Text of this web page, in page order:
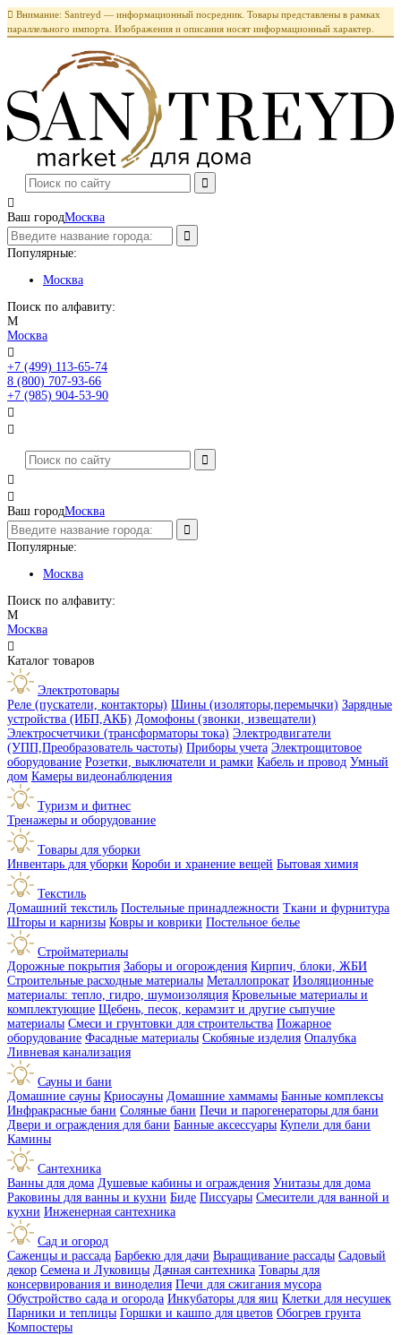
 Внимание: Santreyd — информационный посредник. Товары представлены в рамках
параллельного импорта. Изображения и описания носят информационный характер.

Ваш городМосква
Популярные:
Москва
Поиск по алфавиту:
М
Москва

+7 (499) 113-65-74
8 (800) 707-93-66
+7 (985) 904-53-90




Ваш городМосква
Популярные:
Москва
Поиск по алфавиту:
М
Москва

Каталог товаров
Электротовары
Реле (пускатели, контакторы) Шины (изоляторы,перемычки) Зарядные
устройства (ИБП,АКБ) Домофоны (звонки, извещатели)
Электросчетчики (трансформаторы тока) Электродвигатели
(УПП,Преобразователь частоты) Приборы учета Электрощитовое
оборудование Розетки, выключатели и рамки Кабель и провод Умный
дом Камеры видеонаблюдения
Туризм и фитнес
Тренажеры и оборудование
Товары для уборки
Инвентарь для уборки Короби и хранение вещей Бытовая химия
Текстиль
Домашний текстиль Постельные принадлежности Ткани и фурнитура
Шторы и карнизы Ковры и коврики Постельное белье
Стройматериалы
Дорожные покрытия Заборы и огорождения Кирпич, блоки, ЖБИ
Строительные расходные материалы Металлопрокат Изоляционные
материалы: тепло, гидро, шумоизоляция Кровельные материалы и
комплектующие Щебень, песок, керамзит и другие сыпучие
материалы Смеси и грунтовки для строительства Пожарное
оборудование Фасадные материалы Скобяные изделия Опалубка
Ливневая канализация
Сауны и бани
Домашние сауны Криосауны Домашние хаммамы Банные комплексы
Инфракрасные бани Соляные бани Печи и парогенераторы для бани
Двери и ограждения для бани Банные аксессуары Купели для бани
Камины
Сантехника
Ванны для дома Душевые кабины и ограждения Унитазы для дома
Раковины для ванны и кухни Биде Писсуары Смесители для ванной и
кухни Инженерная сантехника
Сад и огород
Саженцы и рассада Барбекю для дачи Выращивание рассады Садовый
декор Семена и Луковицы Дачная сантехника Товары для
консервирования и виноделия Печи для сжигания мусора
Обустройство сада и огорода Инкубаторы для яиц Клетки для несушек
Парники и теплицы Горшки и кашпо для цветов Обогрев грунта
Компостеры